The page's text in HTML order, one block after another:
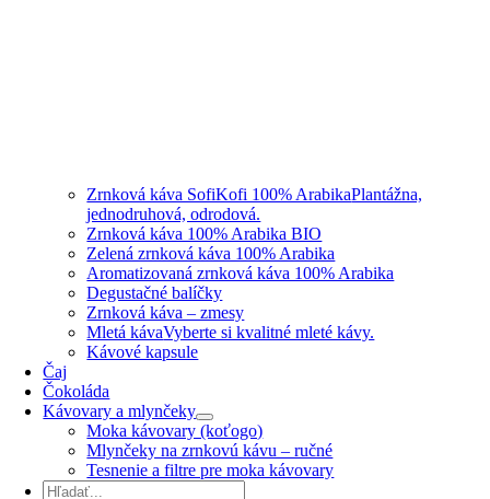
Zrnková káva SofiKofi 100% ArabikaPlantážna,
jednodruhová, odrodová.
Zrnková káva 100% Arabika BIO
Zelená zrnková káva 100% Arabika
Aromatizovaná zrnková káva 100% Arabika
Degustačné balíčky
Zrnková káva – zmesy
Mletá kávaVyberte si kvalitné mleté kávy.
Kávové kapsule
Čaj
Čokoláda
Kávovary a mlynčeky
Moka kávovary (koťogo)
Mlynčeky na zrnkovú kávu – ručné
Tesnenie a filtre pre moka kávovary
Hľadať: